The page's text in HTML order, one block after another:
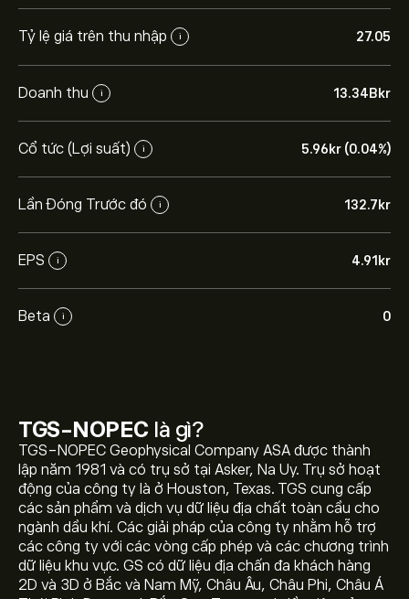
Tỷ lệ giá trên thu nhập i 27.05
Doanh thu i 13.34B‎kr‎
Cổ tức (Lợi suất) i 5.96‎kr‎ (0.04%)
Lần Đóng Trước đó i 132.7‎kr‎
EPS i 4.91‎kr‎
Beta i 0
TGS-NOPEC là gì?
TGS-NOPEC Geophysical Company ASA được thành
lập năm 1981 và có trụ sở tại Asker, Na Uy. Trụ sở hoạt
động của công ty là ở Houston, Texas. TGS cung cấp
các sản phẩm và dịch vụ dữ liệu địa chất toàn cầu cho
ngành dầu khí. Các giải pháp của công ty nhằm hỗ trợ
các công ty với các vòng cấp phép và các chương trình
dữ liệu khu vực. GS có dữ liệu địa chấn đa khách hàng
2D và 3D ở Bắc và Nam Mỹ, Châu Âu, Châu Phi, Châu Á